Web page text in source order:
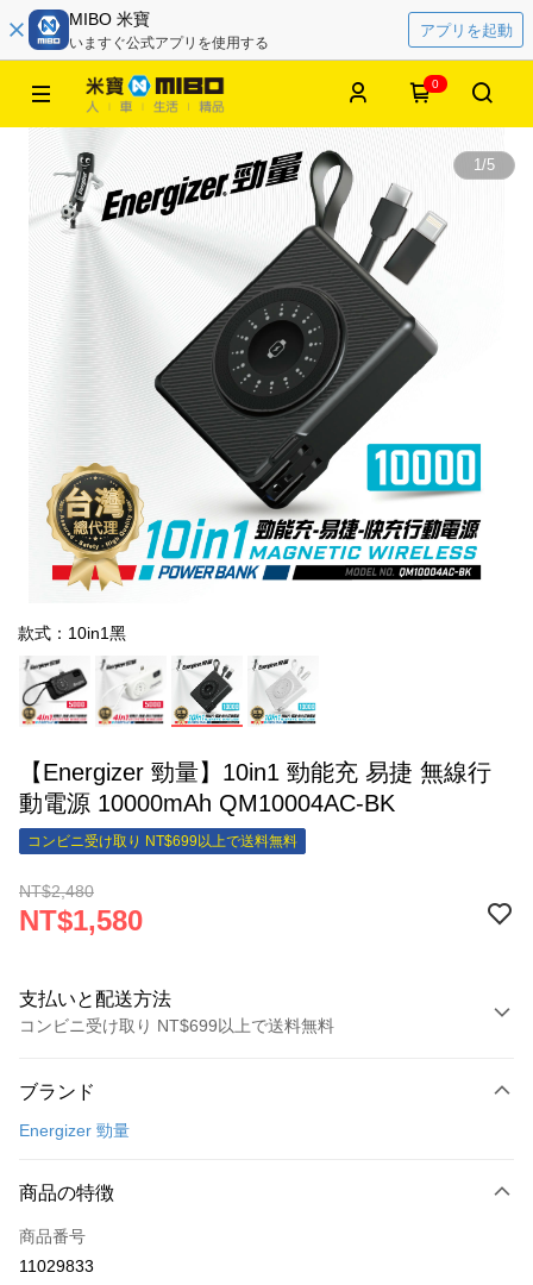
MIBO 米寶
いますぐ公式アプリを使用する
アプリを起動
0
1/5
款式：10in1黑
【Energizer 勁量】10in1 勁能充 易捷 無線行
動電源 10000mAh QM10004AC-BK
コンビニ受け取り NT$699以上で送料無料
NT$2,480
NT$1,580
支払いと配送方法
コンビニ受け取り NT$699以上で送料無料
クレジットカード1回払い
3回払い、金利0、毎回
華南商業銀行
上海商業儲蓄銀行
コンビニ店頭代金引換
LINE Pay
ブランド
Energizer 勁量
商品の特徴
商品番号
11029833